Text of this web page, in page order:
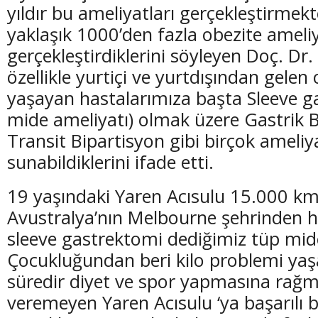
yıldır bu ameliyatları
yaklaşık 1000’den fazla obezite
gerçekleştirdiklerini söyleyen Doç.
özellikle yurtiçi ve yurtdışından
yaşayan hastalarımıza başta Sleeve
mide ameliyatı) olmak üzere Gastrik
Transit Bipartisyon gibi birçok
sunabildiklerini ifade etti.
19 yaşındaki Yaren Acısulu 15.000
Avustralya’nın Melbourne şehrinden
sleeve gastrektomi dediğimiz tüp
Çocukluğundan beri kilo problemi
süredir diyet ve spor yapmasına
veremeyen Yaren Acısulu ‘ya
(20 Şubat - 20 Mart)
Balık Burcunun 08.08.2026 Günlük Yorumu
(21 Mart - 20
Koç